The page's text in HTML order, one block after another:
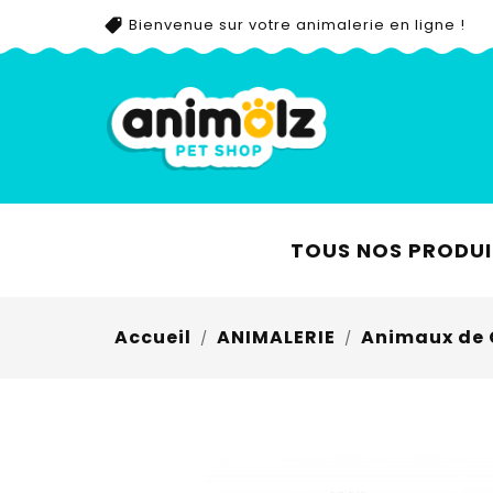
Bienvenue sur votre animalerie en ligne !
TOUS NOS
Accueil ANIMALERIE Animaux de